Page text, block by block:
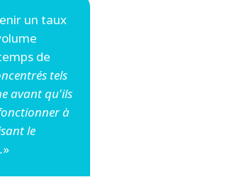
un taux
de
tels
avant qu'ils
à
le
»